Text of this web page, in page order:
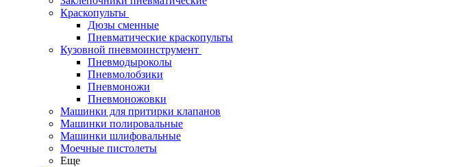
Краскопульты
Дюзы сменные
Пневматические краскопульты
Кузовной пневмоинструмент
Пневмодыроколы
Пневмолобзики
Пневмоножи
Пневмоножовки
Машинки для притирки клапанов
Машинки полировальные
Машинки шлифовальные
Моечные пистолеты
Еще